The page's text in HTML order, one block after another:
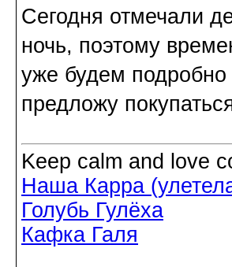
Сегодня отмечали
ночь, поэтому
уже будем подробно
предложу
Keep calm and love
Наша Карра
Голубь Гулёха
Кафка Галя